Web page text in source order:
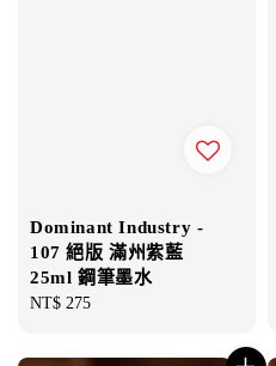
Dominant Industry -
107 絕版 滿州紫藍
25ml 鋼筆墨水
Regular
NT$ 275